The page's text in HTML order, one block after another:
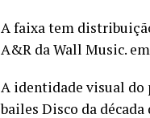
A faixa tem
A&R da Wall Music.
A identidade visual do
bailes Disco da